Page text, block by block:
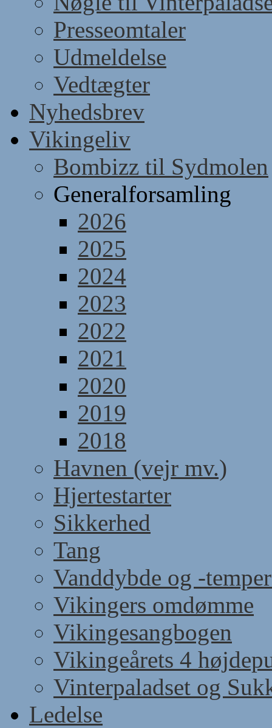
Presseomtaler
Udmeldelse
Vedtægter
Nyhedsbrev
Vikingeliv
Bombizz til Sydmolen
Generalforsamling
2026
2025
2024
2023
2022
2021
2020
2019
2018
Havnen (vejr mv.)
Hjertestarter
Sikkerhed
Tang
Vanddybde og -
Vikingers omdømme
Vikingesangbogen
Vikingeårets 4
Vinterpaladset og
Ledelse